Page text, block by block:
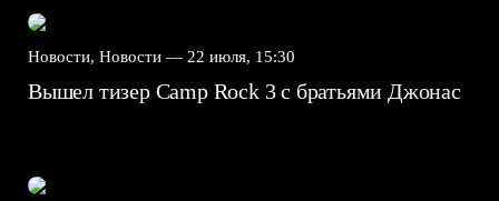
Новости, Новости — 22 июля, 15:30
Вышел тизер Camp Rock 3 с братьями Джонас